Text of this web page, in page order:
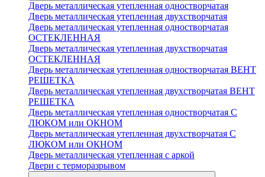
Дверь металлическая утепленная одностворчатая
Дверь металлическая утепленная двухстворчатая
Дверь металлическая утепленная одностворчатая
ОСТЕКЛЕННАЯ
Дверь металлическая утепленная двухстворчатая
ОСТЕКЛЕННАЯ
Дверь металлическая утепленная одностворчатая ВЕНТ
РЕШЕТКА
Дверь металлическая утепленная двухстворчатая ВЕНТ
РЕШЕТКА
Дверь металлическая утепленная одностворчатая С
ЛЮКОМ или ОКНОМ
Дверь металлическая утепленная двухстворчатая С
ЛЮКОМ или ОКНОМ
Дверь металлическая утепленная с аркой
Двери с терморазрывом